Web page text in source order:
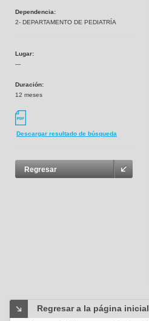
Dependencia:
2- DEPARTAMENTO DE PEDIATRÍA
Lugar:
---
Duración:
12 meses
Descargar resultado de búsqueda
Regresar
Regresar a la página inicial